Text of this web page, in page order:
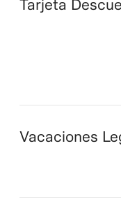
Tarjeta
Vacaciones